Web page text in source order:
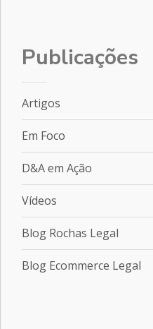
Publicações
Artigos
Em Foco
D&A em Ação
Vídeos
Blog Rochas Legal
Blog Ecommerce Legal